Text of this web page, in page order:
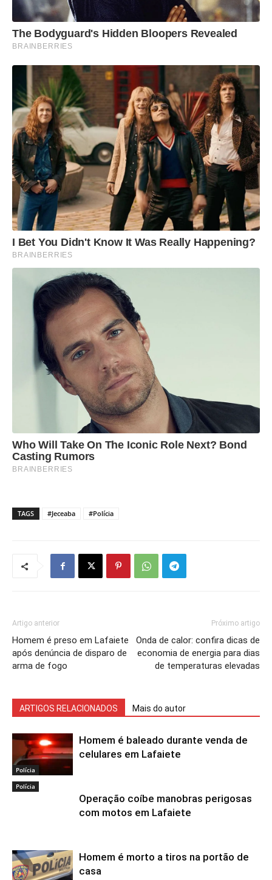
TAGS #Jeceaba #Polícia
Artigo anterior
Homem é preso em Lafaiete
após denúncia de disparo de
arma de fogo
Próximo artigo
Onda de calor: confira dicas de
economia de energia para dias
de temperaturas elevadas
ARTIGOS RELACIONADOS Mais do autor
Polícia
Homem é baleado durante venda de
celulares em Lafaiete
Polícia
Operação coíbe manobras perigosas
com motos em Lafaiete
Homem é morto a tiros na portão de
casa